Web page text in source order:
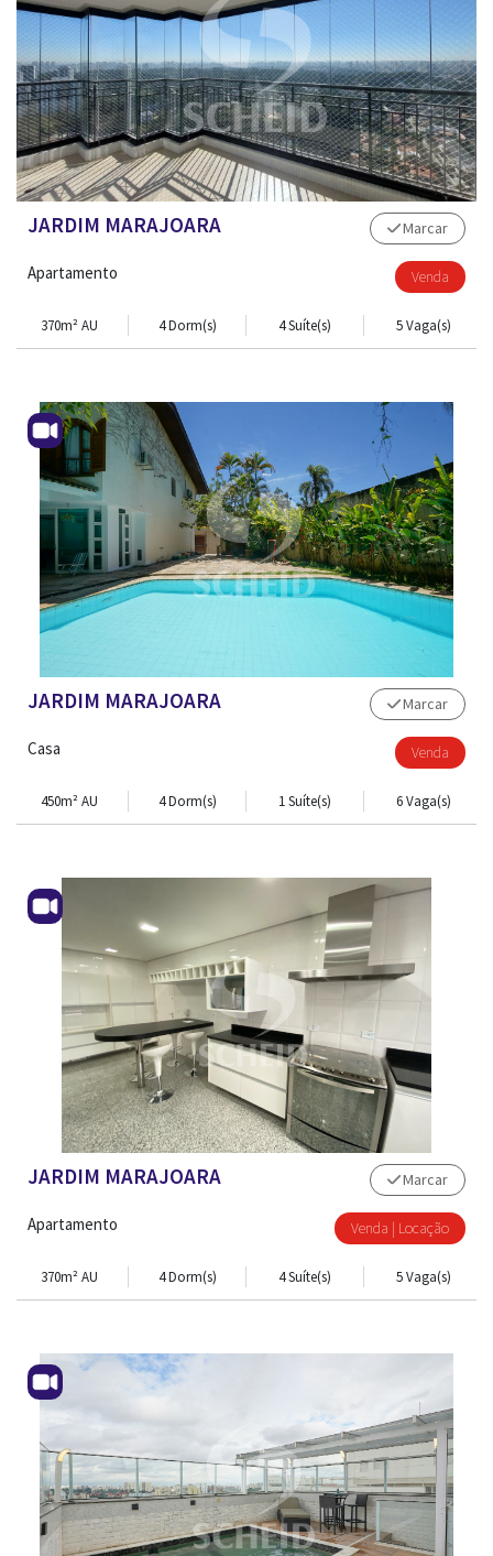
JARDIM MARAJOARA
Apartamento
Marcar
Venda
370m² AU 4 Dorm(s) 4 Suíte(s) 5 Vaga(s)
JARDIM MARAJOARA
Casa
Marcar
Venda
450m² AU 4 Dorm(s) 1 Suíte(s) 6 Vaga(s)
JARDIM MARAJOARA
Apartamento
Marcar
Venda | Locação
370m² AU 4 Dorm(s) 4 Suíte(s) 5 Vaga(s)